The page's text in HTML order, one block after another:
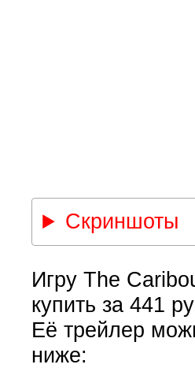
Скриншоты
Игру The
купить за 441
Её трейлер
ниже: